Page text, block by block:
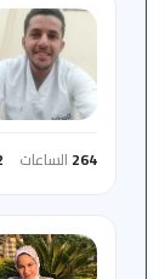
264 الساعات